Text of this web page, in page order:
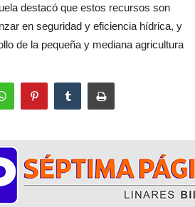
destacó que estos recursos son
en seguridad y eficiencia hídrica, y
de la pequeña y mediana agricultura